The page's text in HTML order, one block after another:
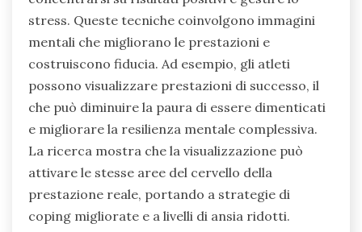
stress. Queste tecniche coinvolgono immagini
mentali che migliorano le prestazioni e
costruiscono fiducia. Ad esempio, gli atleti
possono visualizzare prestazioni di successo, il
che può diminuire la paura di essere dimenticati
e migliorare la resilienza mentale complessiva.
La ricerca mostra che la visualizzazione può
attivare le stesse aree del cervello della
prestazione reale, portando a strategie di
coping migliorate e a livelli di ansia ridotti.